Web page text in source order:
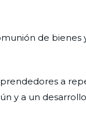
de bienes
a
y a un desarrollo